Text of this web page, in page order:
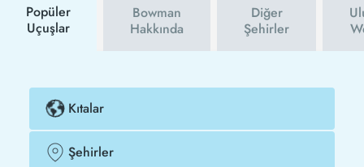
Popüler
Uçuşlar
Bowman
Hakkında
Diğer
Şehirler
Kıtalar
Şehirler